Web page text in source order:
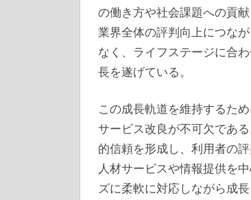
の働き方や社会課題への貢
業界全体の評判向上につな
なく、ライフステージに合
長を遂げている。
この成長軌道を維持するた
サービス改良が不可欠であ
的信頼を形成し、利用者の
人材サービスや情報提供を
ズに柔軟に対応しながら成